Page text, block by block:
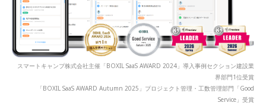
スマートキャンプ株式会社主催「BOXIL SaaS AWARD 2024」導入事例セクション建設業
界部門1位受賞
「BOXIL SaaS AWARD Autumn 2025」プロジェクト管理・工数管理部門「Good
Service」受賞